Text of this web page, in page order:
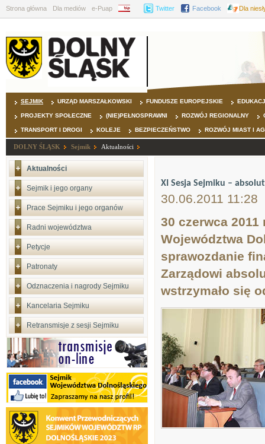
Strona główna Dla mediów e-Puap BIP Twitter Facebook Dla
SEJMIK URZĄD MARSZAŁKOWSKI FUNDUSZE EUROPEJSKIE
PROJEKTY SPOŁECZNE (NIE)PEŁNOSPRAWNI ROZWÓJ REGIONALNY
TRANSPORT I DROGI KOLEJE BEZPIECZEŃSTWO ROZWÓJ MIAST I
DOLNY ŚLĄSK Sejmik Aktualności
Aktualności
Sejmik i jego organy
Prace Sejmiku i jego organów
Radni województwa
Petycje
Patronaty
Odznaczenia i nagrody Sejmiku
Kancelaria Sejmiku
Retransmisje z sesji Sejmiku
XI Sesja Sejmiku –
30.06.2011 11:28
30 czerwca 2011
Województwa
sprawozdanie
Zarządowi
wstrzymało się